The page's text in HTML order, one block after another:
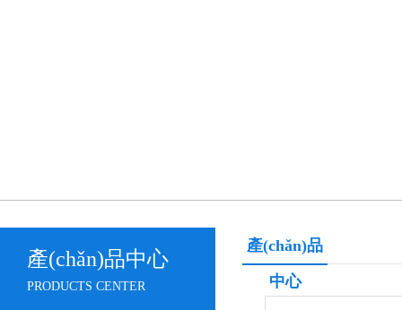
產(chǎn)品中心
PRODUCTS CENTER
產(chǎn)品
中心